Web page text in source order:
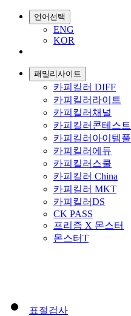
언어선택
ENG
KOR
패밀리사이트
카피킬러 DIFF
카피킬러라이트
카피킬러채널
카피킬러콘테스트
카피킬러아이템풀
카피킬러에듀
카피킬러스쿨
카피킬러 China
카피킬러 MKT
카피킬러DS
CK PASS
프리즘 X 몬스터
몬스터T
표절검사